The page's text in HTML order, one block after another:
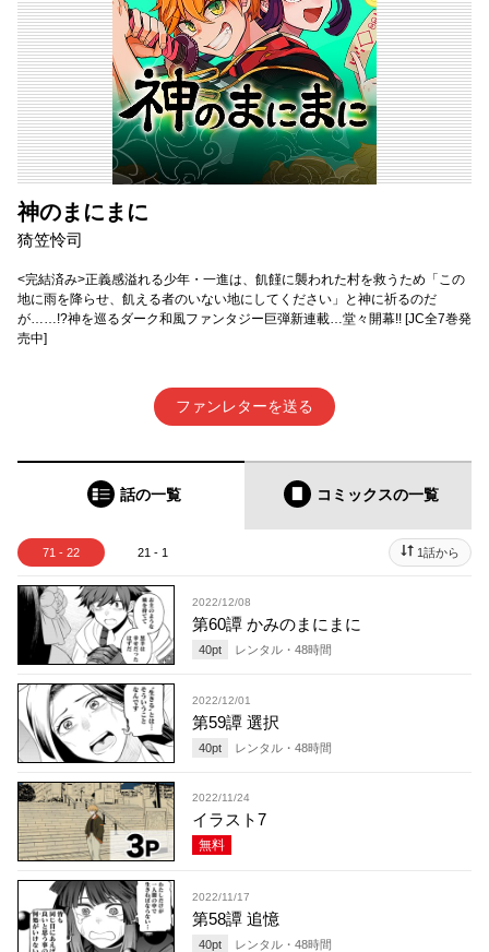
神のまにまに
猗笠怜司
<完結済み>正義感溢れる少年・一進は、飢饉に襲われた村を救うため「この
地に雨を降らせ、飢える者のいない地にしてください」と神に祈るのだ
が……!?神を巡るダーク和風ファンタジー巨弾新連載…堂々開幕!! [JC全7巻発
売中]
ファンレターを送る
話の一覧 コミックスの一覧
71 - 22 21 - 1 1話から
2022/12/08
第60譚 かみのまにまに
40pt レンタル・ 48時間
2022/12/01
第59譚 選択
40pt レンタル・ 48時間
2022/11/24
イラスト7
無料
2022/11/17
第58譚 追憶
40pt レンタル・ 48時間